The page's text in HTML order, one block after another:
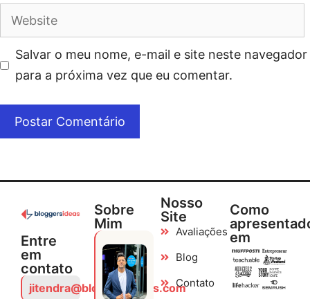
Salvar o meu nome, e-mail e site neste navegador
para a próxima vez que eu comentar.
Entre
em
contato
jitendra@bloggersideas.com
Sobre
Mim
Nosso
Site
Avaliações
Blog
Contato
Como
em